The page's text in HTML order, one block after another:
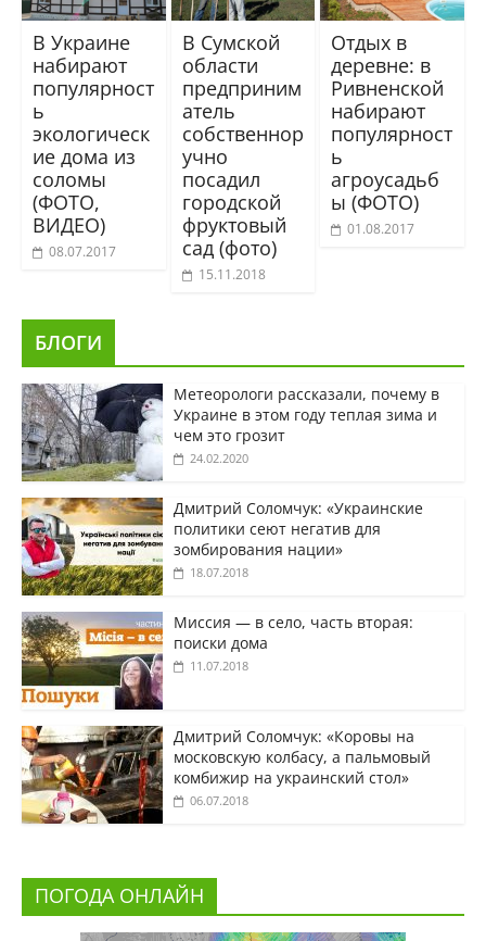
В Украине
набирают
популярност
ь
экологическ
ие дома из
соломы
(ФОТО,
ВИДЕО)
08.07.2017
В Сумской
области
предприним
атель
собственнор
учно
посадил
городской
фруктовый
сад (фото)
15.11.2018
Отдых в
деревне: в
Ривненской
набирают
популярност
ь
агроусадьб
ы (ФОТО)
01.08.2017
БЛОГИ
Метеорологи рассказали, почему в
Украине в этом году теплая зима и
чем это грозит
24.02.2020
Дмитрий Соломчук: «Украинские
политики сеют негатив для
зомбирования нации»
18.07.2018
Миссия — в село, часть вторая:
поиски дома
11.07.2018
Дмитрий Соломчук: «Коровы на
московскую колбасу, а пальмовый
комбижир на украинский стол»
06.07.2018
ПОГОДА ОНЛАЙН